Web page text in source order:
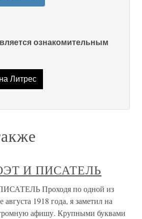
ознакомительным
Литрес
И ПИСАТЕЛЬ
Проходя по одной из
1918 года, я заметил на
афишу. Крупными буквами